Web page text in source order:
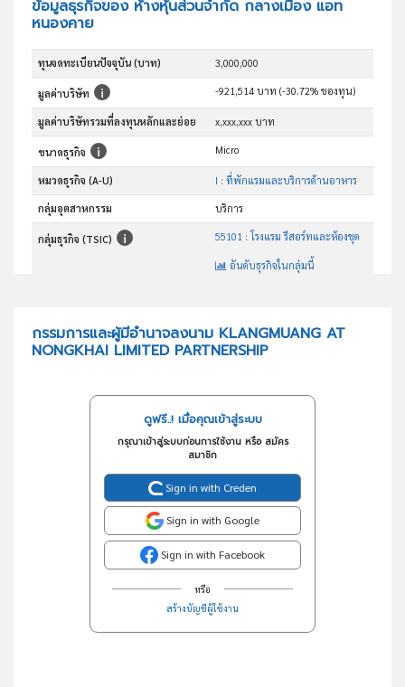
ข้อมูลธุรกิจของ ห้างหุ้นส่วนจำกัด กลางเมือง แอท
หนองคาย
ทุนจดทะเบียนปัจจุบัน (บาท) 3,000,000
มูลค่าบริษัท -921,514 บาท (-30.72% ของทุน)
มูลค่าบริษัทรวมที่ลงทุนหลักและย่อย x,xxx,xxx บาท
ขนาดธุรกิจ Micro
หมวดธุรกิจ (A-U) I : ที่พักแรมและบริการด้านอาหาร
กลุ่มอุตสาหกรรม บริการ
กลุ่มธุรกิจ (TSIC) 55101 : โรงแรม รีสอร์ทและห้องชุด
อันดับธุรกิจในกลุ่มนี้
กรรมการและผู้มีอำนาจลงนาม KLANGMUANG AT
NONGKHAI LIMITED PARTNERSHIP
ดูฟรี..! เมื่อคุณเข้าสู่ระบบ
กรุณาเข้าสู่ระบบก่อนการใช้งาน หรือ สมัคร
สมาชิก
Sign in with Creden
Sign in with Google
Sign in with Facebook
หรือ
สร้างบัญชีผู้ใช้งาน